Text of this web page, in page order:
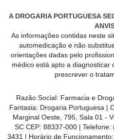
A DROGARIA PORTUGUESA
As informações contidas neste
automedicação e não
orientações dadas pelo
médico está apto a diagnosticar
prescrever o
Razão Social: Farmacia e
Fantasia: Drogaria Portuguesa |
Marginal Oeste, 795, Sala 01 -
SC CEP: 88337-000 | Telefone:
3431 | Horário de